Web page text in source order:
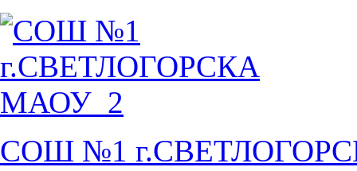
СОШ №1